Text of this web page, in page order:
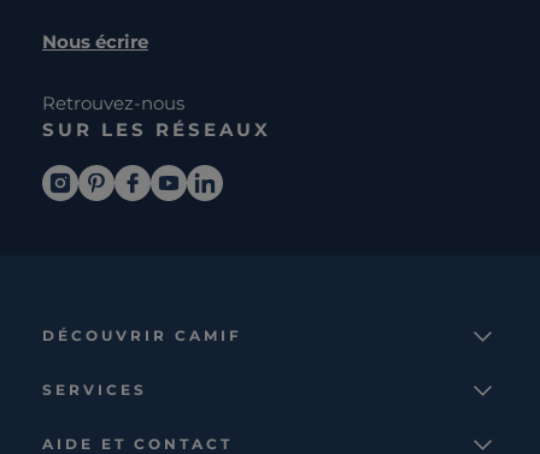
Nous écrire
Retrouvez-nous
SUR LES RÉSEAUX
DÉCOUVRIR CAMIF
Nos collections
SERVICES
AIDE ET CONTACT